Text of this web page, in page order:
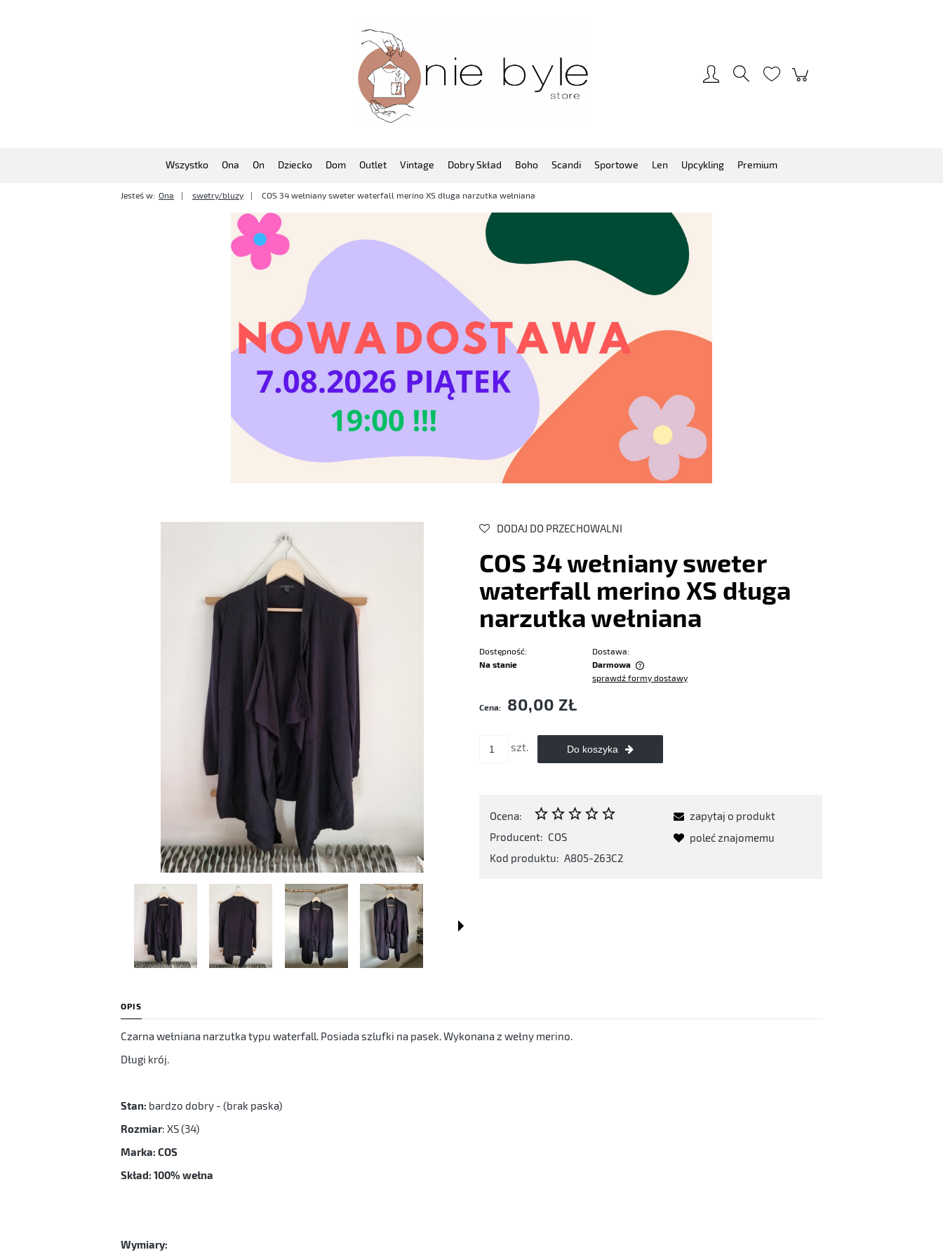
Wszystko Ona On Dziecko Dom Outlet Vintage Dobry Skład Boho Scandi Sportowe Len Upcykling Premium
Jesteś w: Ona swetry/bluzy COS 34 wełniany sweter waterfall merino XS długa narzutka wełniana
DODAJ DO PRZECHOWALNI
COS 34 wełniany sweter
waterfall merino XS długa
narzutka wełniana
Dostępność:
Na stanie
Dostawa:
Darmowa
płatności
sprawdź formy dostawy
Cena: 80,00 ZŁ
szt. Do koszyka
Ocena:
Producent: COS
Kod produktu: A805-263C2
zapytaj o produkt
poleć znajomemu
OPIS
Czarna wełniana narzutka typu waterfall. Posiada szlufki na pasek. Wykonana z wełny merino.
Długi krój.
Stan: bardzo dobry - (brak paska)
Rozmiar: XS (34)
Marka: COS
Skład: 100% wełna
Wymiary: